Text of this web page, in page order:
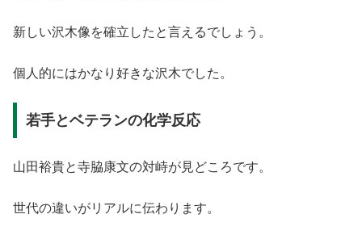
新しい沢木像を確立したと言えるでしょう。
個人的にはかなり好きな沢木でした。
若手とベテランの化学反応
山田裕貴と寺脇康文の対峙が見どころです。
世代の違いがリアルに伝わります。